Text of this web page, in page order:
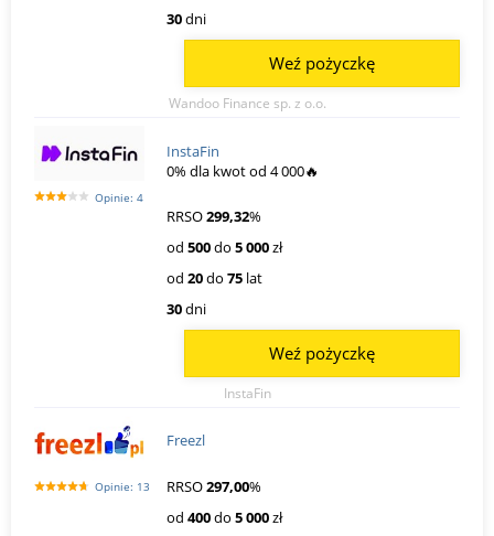
30dni
Wandoo Finance sp. z o.o.
Weź pożyczkę
Opinie: 4
InstaFin
0% dla kwot od 4 000🔥
RRSO299,32%
od 500do 5 000zł
od 20do 75 lat
30dni
InstaFin
Weź pożyczkę
Opinie: 13
Freezl
RRSO297,00%
od 400do 5 000zł